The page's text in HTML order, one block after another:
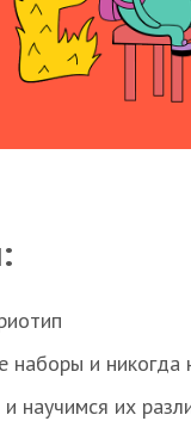
наборы и никогда
научимся их